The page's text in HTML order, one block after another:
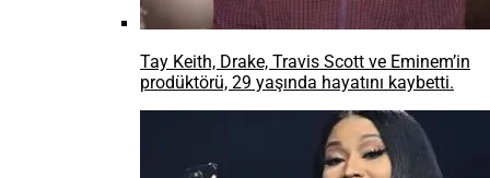
Tay Keith, Drake, Travis Scott ve Eminem’in
prodüktörü, 29 yaşında hayatını kaybetti.